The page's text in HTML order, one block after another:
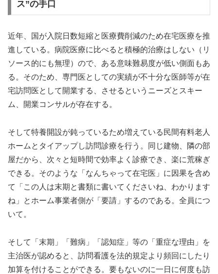
ス”の手口
近年、国が入院日数短縮と医療費削減のため在宅医療を推
進している。病院医療に比べると積極的治療はしない（リ
ソース的にも無理）ので、ある意味難易度が低い側面もあ
る。そのため、専門医としての実績が不十分な医師等が在
宅訪問医として開業する、させるというニーズとスキー
ム、開業コンサルが存在する。
そして特養開設が鈍っているため増えている民間有料老人
ホームとタイアップし訪問診療を行う。同じ建物、隣の部
屋だから、次々と短時間で効率よく診療でき、楽に荒稼ぎ
できる。そのような「なんちゃって在宅医」に因果を含め
て「この人は末期と書類に書いてくださいね、わかります
ね」とホーム事業者側が「要請」するのである。全員につ
いて。
そして「末期」「難病」「認知症」等の「重症な理由」を
主治医が認めると、訪問看護を法的規定より頻回にしたり
加算を付けることができる。要もないのに一日に何度も訪